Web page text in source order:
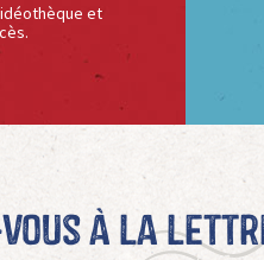
et
à La